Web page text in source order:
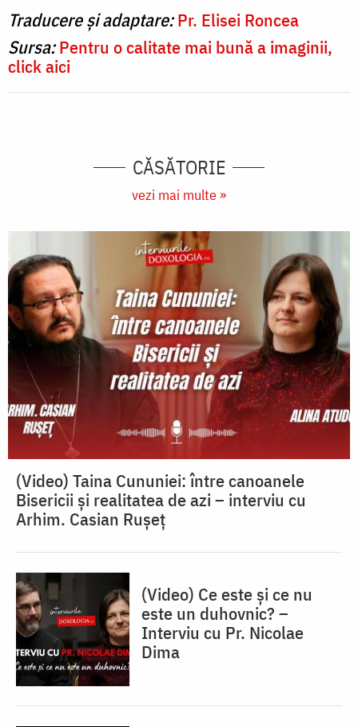
Traducere și adaptare:Pr. Elisei Roncea
Sursa:Pentru o calitate mai bună a imaginii,
click aici
CĂSĂTORIE
vezi mai multe »
(Video) Taina Cununiei: între canoanele
Bisericii și realitatea de azi – interviu cu
Arhim. Casian Rușeț
(Video) Ce este și ce nu
este un duhovnic? –
Interviu cu Pr. Nicolae
Dima